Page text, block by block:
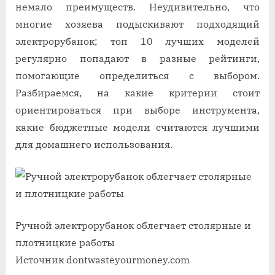
немало преимуществ. Неудивительно, что
многие хозяева подыскивают подходящий
электрорубанок; топ 10 лучших моделей
регулярно попадают в разные рейтинги,
помогающие определиться с выбором.
Разбираемся, на какие критерии стоит
ориентироваться при выборе инструмента,
какие бюджетные модели считаются лучшими
для домашнего использования.
Ручной электрорубанок облегчает столярные и
плотницкие работы
Источник dontwasteyourmoney.com